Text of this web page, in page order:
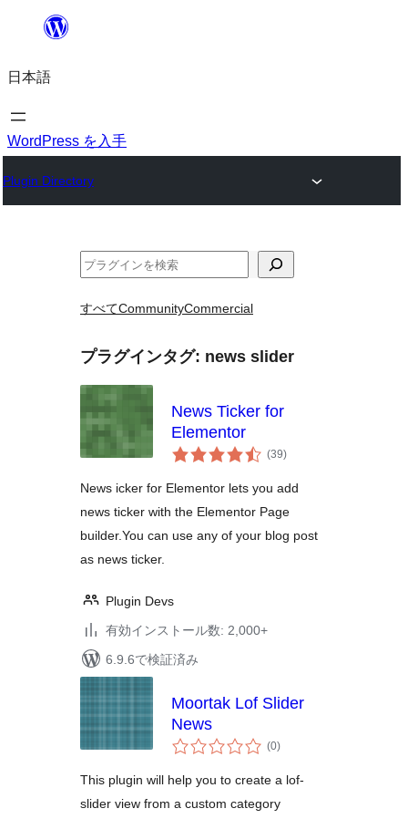
を
ス
キ
プ
日本語
WordPress を入手
Plugin Directory
検
すべてCommunityCommercial
プラグインタグ: news slider
News Ticker for
Elementor
(39個
の
価
)
News icker for Elementor lets you add
news ticker with the Elementor Page
builder.You can use any of your blog post
as news ticker.
Plugin Devs
有効インストール数: 2,000+
6.9.6で検証済み
Moortak Lof Slider
News
(0個
の)
This plugin will help you to create a lof-
slider view from a custom category